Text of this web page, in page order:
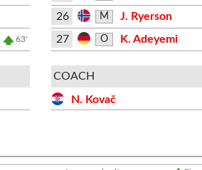
63'
26 M J. Ryerson
27 O K. Adeyemi
COACH
N. Kovač